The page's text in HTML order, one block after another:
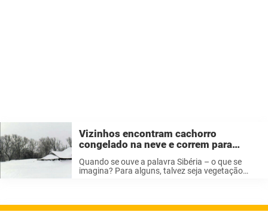
Vizinhos encontram cachorro
congelado na neve e correm para
ajudar: então percebem que ele está
escondendo algo embaixo
Quando se ouve a palavra Sibéria – o que se
imagina? Para alguns, talvez seja vegetação